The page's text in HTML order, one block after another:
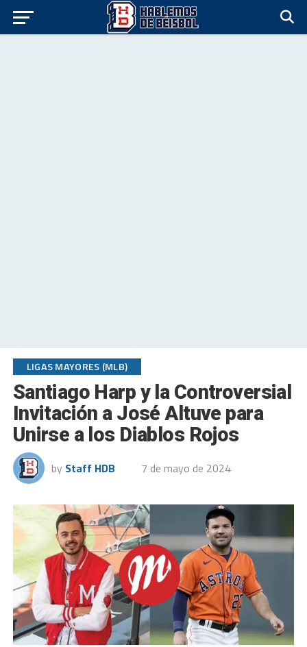
LIGAS MAYORES (MLB)
Santiago Harp y la Controversial
Invitación a José Altuve para
Unirse a los Diablos Rojos
by Staff HDB 7 de mayo de 2024